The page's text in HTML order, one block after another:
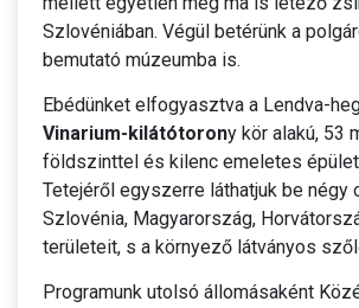
Szlovéniában. Végül betérünk a
bemutató múzeumba is.
Ebédünket elfogyasztva a Lendva-
Vinarium-kilátótorony kör alakú, 53
földszinttel és kilenc emeletes
Tetejéről egyszerre láthatjuk be négy
Szlovénia, Magyarország,
területeit, s a környező látványos
Programunk utolsó állomásaként